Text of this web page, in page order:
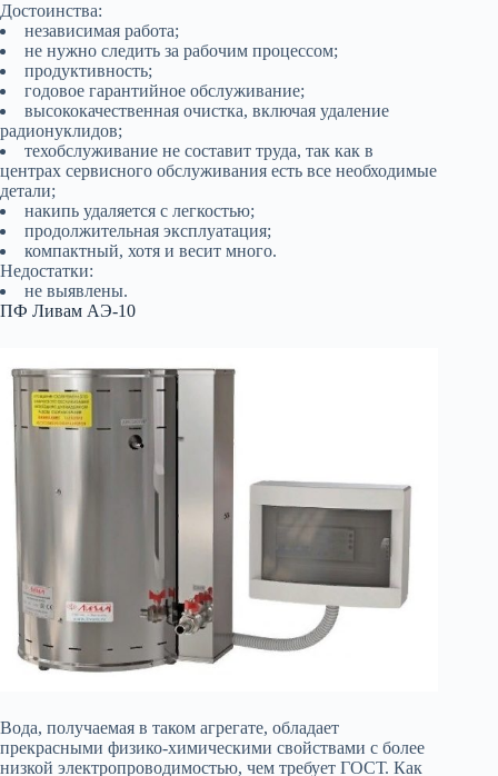
Достоинства:
независимая работа;
не нужно следить за рабочим процессом;
продуктивность;
годовое гарантийное обслуживание;
высококачественная очистка, включая удаление
радионуклидов;
техобслуживание не составит труда, так как в
центрах сервисного обслуживания есть все необходимые
детали;
накипь удаляется с легкостью;
продолжительная эксплуатация;
компактный, хотя и весит много.
Недостатки:
не выявлены.
ПФ Ливам АЭ-10
Вода, получаемая в таком агрегате, обладает
прекрасными физико-химическими свойствами с более
низкой электропроводимостью, чем требует ГОСТ. Как